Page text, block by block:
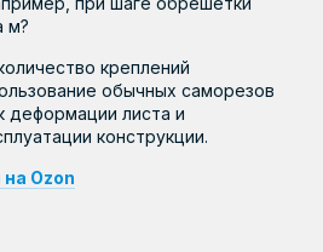
м?
креплений
обычных саморезов
деформации листа и
конструкции.
Ozon